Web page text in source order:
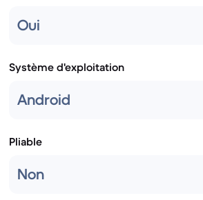
Oui
Système d'exploitation
Android
Pliable
Non